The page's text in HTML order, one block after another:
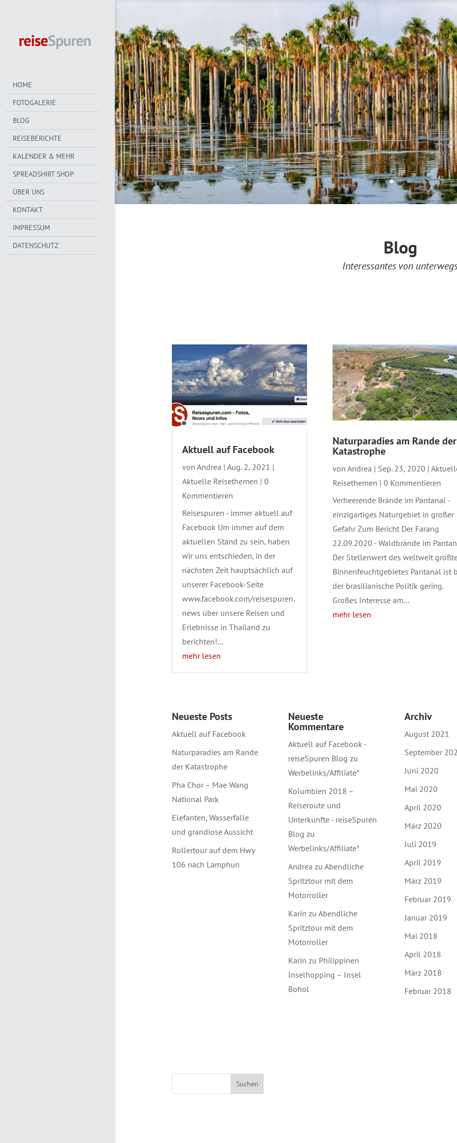
HOME
FOTOGALERIE
BLOG
REISEBERICHTE
KALENDER & MEHR
SPREADSHIRT SHOP
ÜBER UNS
KONTAKT
IMPRESSUM
DATENSCHUTZ
Blog
Interessantes von
Aktuell auf Facebook
von Andrea | Aug. 2, 2021 |
Aktuelle Reisethemen | 0
Kommentieren
Reisespuren - immer aktuell auf
Facebook Um immer auf dem
aktuellen Stand zu sein, haben
wir uns entschieden, in der
nächsten Zeit hauptsächlich auf
unserer Facebook-Seite
www.facebook.com/reisespuren.
news über unsere Reisen und
Erlebnisse in Thailand zu
berichten!...
mehr lesen
Naturparadies am Rande der
Katastrophe
von Andrea | Sep. 23, 2020 |
Reisethemen | 0 Kommentieren
Verheerende Brände im Pantanal -
einzigartiges Naturgebiet in großer
Gefahr Zum Bericht Der Farang
22.09.2020 - Waldbrände im
Der Stellenwert des weltweit
Binnenfeuchtgebietes Pantanal ist
der brasilianische Politik gering.
Großes Interesse am...
mehr lesen
Neueste Posts
Aktuell auf Facebook
Naturparadies am Rande
der Katastrophe
Pha Chor – Mae Wang
National Park
Elefanten, Wasserfälle
und grandiose Aussicht
Rollertour auf dem Hwy
106 nach Lamphun
Neueste
Kommentare
Aktuell auf Facebook -
reiseSpuren Blog zu
Werbelinks/Affiliate*
Kolumbien 2018 –
Reiseroute und
Unterkünfte - reiseSpuren
Blog zu
Werbelinks/Affiliate*
Andrea zu Abendliche
Spritztour mit dem
Motorroller
Karin zu Abendliche
Spritztour mit dem
Motorroller
Karin zu Philippinen
Inselhopping – Insel
Bohol
Archiv
August 2021
September
Juni 2020
Mai 2020
April 2020
März 2020
Juli 2019
April 2019
März 2019
Februar 2019
Januar 2019
Mai 2018
April 2018
März 2018
Februar 2018